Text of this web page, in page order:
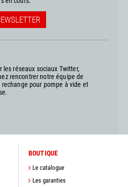
les réseaux sociaux Twitter,
rencontrer notre équipe de
pour pompe à vide et
BOUTIQUE
Le catalogue
Les garanties